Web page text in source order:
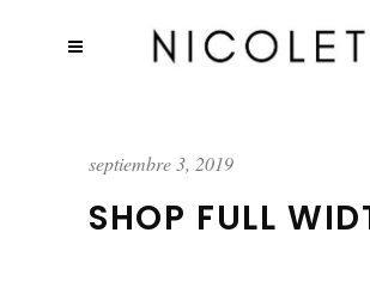
septiembre 3, 2019
SHOP FULL